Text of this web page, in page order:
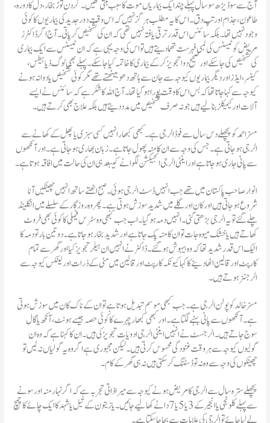
طاعون، جذام اور تپ دق۔اس کا یہ مطلب ہرگز نہیں کہ اس وقت دور جدید کی بیماریوں کا کوئی
وجود نہیں تھا۔بلکہ سائنس اس قدر ترقی یافتہ نہیں تھی کہ ان کی تشخیص کر پاتی۔آج اگر ڈاکٹرز
مریض کو ٹیسٹس کی لمبی فہرست تھما دیتے ہیں تو اس کی وجہ یہی ہے کہ ان ٹیسٹس سے ایک بیماری
کی تشخیص کی جا سکے اور صحیح دوا تجویزکر کے بیماری کا خاتمہ کیا جا سکے۔پہلے بھی لوگ ذیابیطس،
کینسر، ایڈز اور دیگر بیماریوں کیوجہ سے جان سے ہاتھ دھو بیٹھتے تھے مگر کوئی تشخیص یا دوا نہ ہونے
کیوجہ سے کہا جاتا تھا کہ بس اس کا وقت پورا ہو گیا تھا۔آج اللہ کا شکر ہے کہ سائنس نے ایسے
آلات اور کیمیکلز بنا لیے ہیں جو نہ صرف تشخیص میں مدد دیتے ہیں بلکہ علاج بھی کرتے ہیں۔
مسز احمد کو پچھلے دس سال سے فوڈ الرجی ہے۔ کبھی کبھار انہیں کسی سبزی یا پھل کے کھانے سے
الرجی ہو جاتی ہے۔جس کی وجہ سے ان کا منہ پھول جاتا ہے۔زبان بھاری ہو جاتی ہے۔اور آنکھوں
سے پانی جاری ہو جاتا ہے اور اینٹی الرجی انجیکشن لگوانے کیبعد ہی ان کی حالت میں افاقہ ہوتا ہے۔
انوار صاحب پاکستان میں تھے جب انہیں ڈسٹ الرجی ہوئی۔صبح اٹھتے ساتھ انہیں چھینکیں آنا
شروع ہو جاتی ہیں اور کان اور گلے میں شدید سوزش ہوتی ہے۔پھر وہ روزگار کے سلسلے میں انگلینڈ
چلے گئے تو یہ الرجی بڑھتی گئی۔انہیں دمہ ہوگیا۔اب جب کبھی وہ سٹرس فیملی کا کوئی بھی فروٹ
کھاتے ہیں یا خشک میوہ جات تو ان کا منہ پک جاتا ہے اور شدید بخار ہو جاتا ہے۔دو تین بار تو دمہ کا
اٹیک اس قدر شدید تھا کہ وہ بیہوش ہو گئے۔ڈاکٹر نے انہیں ان ہیلر تجویز کیا اور گھر سے تمام
کارپٹ اور قالین اٹھا دینے کا کہا کیونکہ کارپٹ اور قالین میں مٹی کے ذرات اور لیٹکس کیوجہ سے
الرجنز ہوتے ہیں۔
مسز خالد کو پولن الرجی ہے۔جب کبھی موسم تبدیل ہوتا ہے تو ان کے ناک کان میں سوزش ہوتی
ہے۔آنکھوں سے پانی بہنے لگتا ہے۔اور کبھی کبھار چہرے کا کوئی حصہ جیسے ہونٹ، آنکھ یا گال
سوج جاتے ہیں۔الرجسٹ نے انہیں اینٹی الرجی ادویات تجویز کی ہیں۔ان کا کہنا ہے کہ وہ ان
گولیوں کیوجہ سے ہر وقت غنودگی محسوس کرتی ہیں۔لیکن مجبوری ہے اگر وہ یہ گولیاں نہ لیں تو
چھینکوں کی وجہ سے وہ نہ تو ڈسٹنگ کر سکتی ہیں نہ ہی گھر کے کام۔
سے پہلے کلونجی یا انجیر کے 3 یا 5 یا 7 دانے کھا لیے جائیں۔یا زیتون کے تیل یا شہد کا ایک چائے کا چمچ
لے لیا جائے تو الرجی کی علامات سے بچا جا سکتا ہے۔